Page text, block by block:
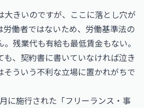
大きいのですが、ここに落とし穴が
労働者ではないため、労働基準法の
残業代も有給も最低賃金もない。
も、契約書に書いていなければ泣き
ういう不利な立場に置かれがちで
に施行された「フリーランス・事